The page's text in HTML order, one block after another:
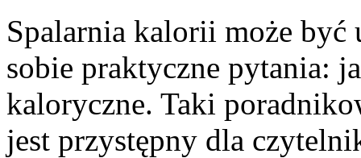
Spalarnia kalorii może być
sobie praktyczne pytania:
kaloryczne. Taki
jest przystępny dla